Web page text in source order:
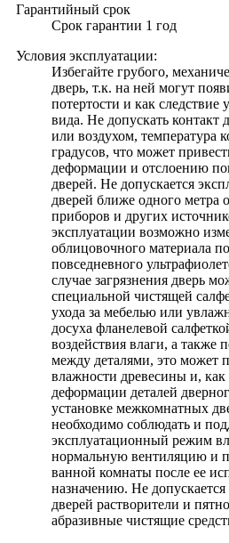
Гарантийный срок
Срок гарантии 1 год
Условия эксплуатации:
Избегайте грубого,
дверь, т.к. на ней могут
потертости и как
вида. Не допускать контакт
или воздухом, температура
градусов, что может
деформации и отслоению
дверей. Не допускается
дверей ближе одного метра
приборов и других
эксплуатации возможно
облицовочного материала
повседневного
случае загрязнения дверь
специальной чистящей
ухода за мебелью или
досуха фланелевой
воздействия влаги, а также
между деталями, это может
влажности древесины и, как
деформации деталей
установке межкомнатных
необходимо соблюдать и
эксплуатационный режим
нормальную вентиляцию и
ванной комнаты после ее
назначению. Не
дверей растворители и
абразивные чистящие